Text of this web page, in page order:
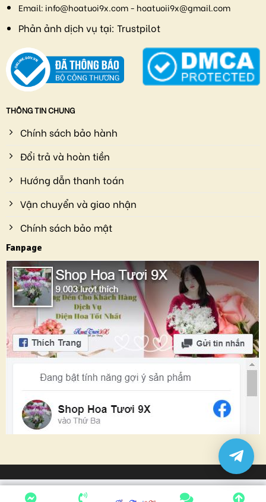
Email: info@hoatuoi9x.com - hoatuoii9x@gmail.com
Phản ảnh dịch vụ tại: Trustpilot
THÔNG TIN CHUNG
Chính sách bảo hành
Đổi trả và hoàn tiền
Hướng dẫn thanh toán
Vận chuyển và giao nhận
Chính sách bảo mật
Fanpage